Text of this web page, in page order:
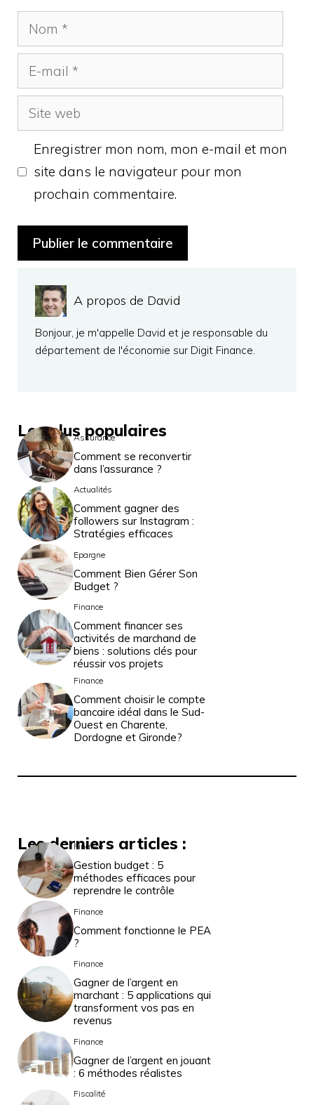
Nom
mail
Site
web
Enregistrer mon nom, mon e-mail et mon
site dans le navigateur pour mon
prochain commentaire.
A propos de David
Bonjour, je m'appelle David et je responsable du
département de l'économie sur Digit Finance.
Les plus populaires
Assurance
Comment se reconvertir
dans l’assurance ?
Actualités
Comment gagner des
followers sur Instagram :
Stratégies efficaces
Epargne
Comment Bien Gérer Son
Budget ?
Finance
Comment financer ses
activités de marchand de
biens : solutions clés pour
réussir vos projets
Finance
Comment choisir le compte
bancaire idéal dans le Sud-
Ouest en Charente,
Dordogne et Gironde?
Les derniers articles :
Finance
Gestion budget : 5
méthodes efficaces pour
reprendre le contrôle
Finance
Comment fonctionne le PEA
?
Finance
Gagner de l’argent en
marchant : 5 applications qui
transforment vos pas en
revenus
Finance
Gagner de l’argent en jouant
: 6 méthodes réalistes
Fiscalité